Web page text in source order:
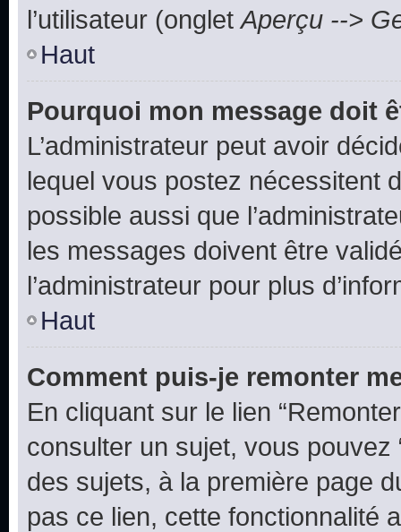
l’utilisateur (ongletAperçu -->
Haut
Pourquoi mon message doit
L’administrateur peut avoir
lequel vous postez nécessitent
possible aussi que
les messages doivent être
l’administrateur pour plus
Haut
Comment puis-je remonter
En cliquant sur le lien
consulter un sujet, vous pouvez
des sujets, à la première page
pas ce lien, cette fonctionnalité